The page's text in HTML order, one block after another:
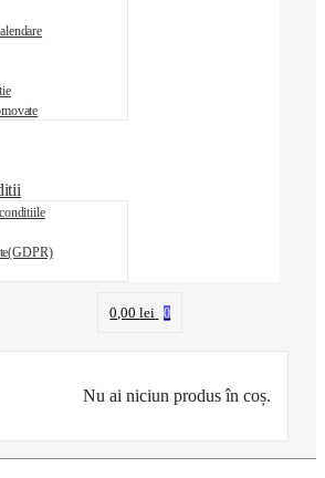
0,00lei 0
Nu ai niciun produs în coș.